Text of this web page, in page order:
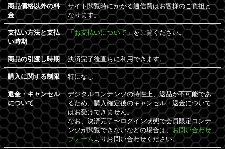
商品価格以外の料
金
サイト閲覧時にかかる通信費はお客様のご負担と
なります。
支払い方法と支払
い時期
「お支払いについて」をご覧ください。
商品の引渡し時期
決済完了後直ちに利用できます。
購入に関する制限
特になし
返金・キャンセル
について
デジタルコンテンツの特性上、返品が不可能であ
るため、購入確定後のキャンセル・返金について
はお受けできません。
なお、決済完了〜ログイン状態で会員限定コンテ
ンツが閲覧できないなどの場合は、お問い合わせ
フォームよりお問い合わせください。